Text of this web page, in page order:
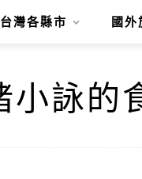
台灣各縣市 國外